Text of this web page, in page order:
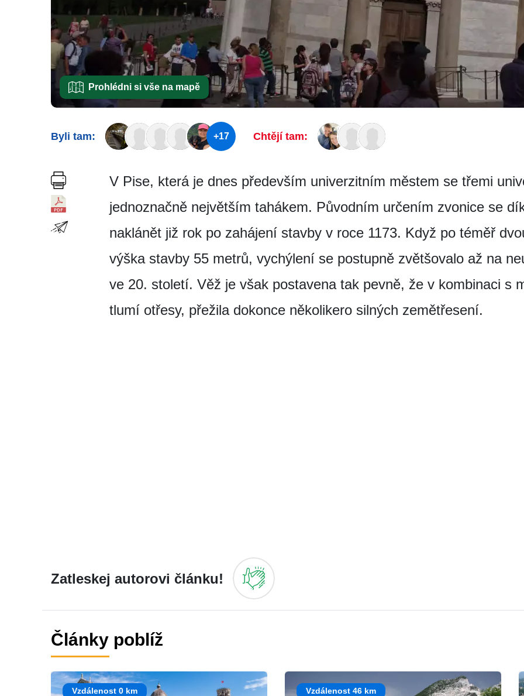
Prohlédni si vše na mapě
Byli tam: +17 Chtějí tam:
V Pise, která je dnes především univerzitním městem se třemi
jednoznačně největším tahákem. Původním určením zvonice se
naklánět již rok po zahájení stavby v roce 1173. Když po téměř
výška stavby 55 metrů, vychýlení se postupně zvětšovalo až na
ve 20. století. Věž je však postavena tak pevně, že v kombinaci s
tlumí otřesy, přežila dokonce několikero silných zemětřesení.
Zatleskej autorovi článku!
Články poblíž
Vzdálenost 0 km Vzdálenost 46 km